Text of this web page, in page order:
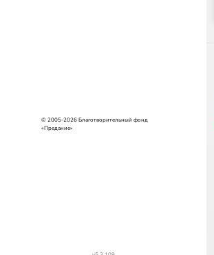
© 2005-2026 Благотворительный фонд
«Предание»